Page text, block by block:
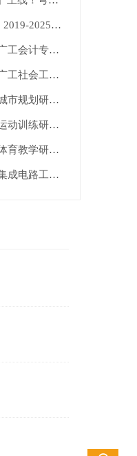
环境科学与工程学院 | 2019-2025年广东工业
【25复试蓝宝书】25广工会计专硕复试考点真
【25复试蓝宝书】25广工社会工作复试考点真
广东工业大学2025年城市规划研究生招生目录
广东工业大学2025年运动训练研究生招生目录
广东工业大学2025年体育教学研究生招生目录
广东工业大学2025年集成电路工程△（按研究